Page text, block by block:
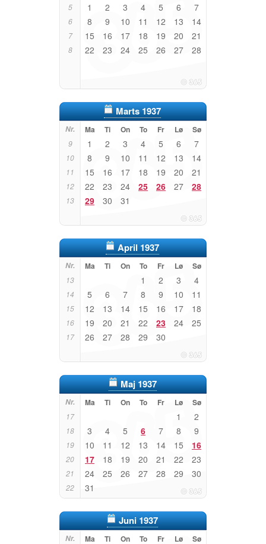
5 1 2 3 4 5 6 7
6 8 9 10 11 12 13 14
7 15 16 17 18 19 20 21
8 22 23 24 25 26 27 28
Marts 1937
Nr. Ma Ti On To Fr Lø Sø
9 1 2 3 4 5 6 7
10 8 9 10 11 12 13 14
11 15 16 17 18 19 20 21
12 22 23 24 25 26 27 28
13 29 30 31
April 1937
Nr. Ma Ti On To Fr Lø Sø
13 1 2 3 4
14 5 6 7 8 9 10 11
15 12 13 14 15 16 17 18
16 19 20 21 22 23 24 25
17 26 27 28 29 30
Maj 1937
Nr. Ma Ti On To Fr Lø Sø
17 1 2
18 3 4 5 6 7 8 9
19 10 11 12 13 14 15 16
20 17 18 19 20 21 22 23
21 24 25 26 27 28 29 30
22 31
Juni 1937
Nr. Ma Ti On To Fr Lø Sø